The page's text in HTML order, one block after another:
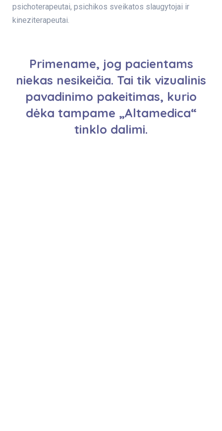
psichoterapeutai, psichikos sveikatos slaugytojai ir
kineziterapeutai.
Primename, jog pacientams
niekas nesikeičia. Tai tik vizualinis
pavadinimo pakeitimas, kurio
dėka tampame „Altamedica“
tinklo dalimi.